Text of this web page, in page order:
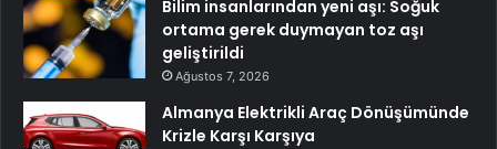
Bilim insanlarından yeni aşı: Soğuk
ortama gerek duymayan toz aşı
geliştirildi
Ağustos 7, 2026
Almanya Elektrikli Araç Dönüşümünde
Krizle Karşı Karşıya